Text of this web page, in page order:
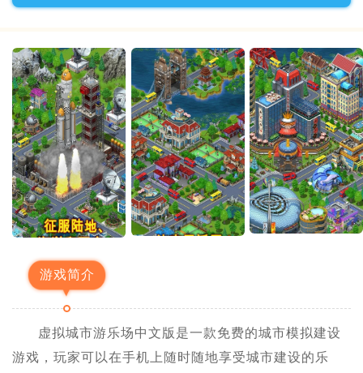
游戏简介
虚拟城市游乐场中文版是一款免费的城市模拟建设
游戏，玩家可以在手机上随时随地享受城市建设的乐